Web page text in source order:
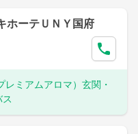
ホーテＵＮＹ国府
ミアムアロマ）玄関・